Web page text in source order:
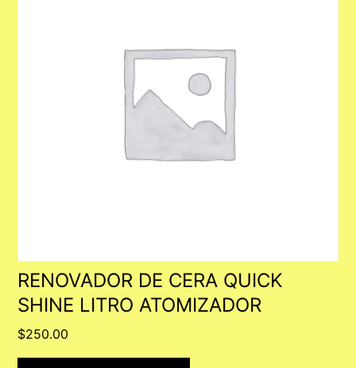
RENOVADOR DE CERA QUICK
SHINE LITRO ATOMIZADOR
$250.00